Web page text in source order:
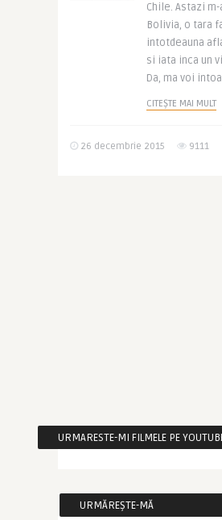
Chile. Astazi
Bolivia, o tara
intotdeauna
si iata inca un
Da, ma voi
CITEȘTE MAI MULT
26 decembrie 2015 9111
URMARESTE-MI FILMELE PE
URMĂREȘTE-MĂ